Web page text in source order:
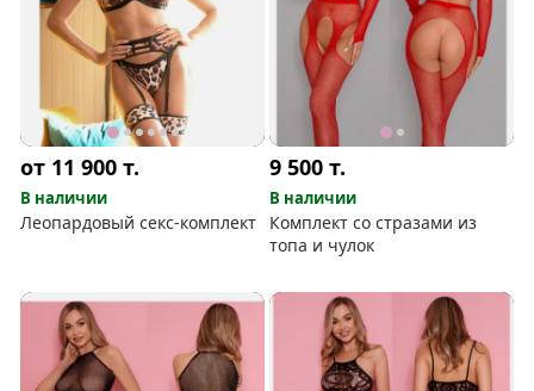
от 11 900т.
В наличии
Леопардовый секс-комплект
9 500т.
В наличии
Комплект со стразами из
топа и чулок